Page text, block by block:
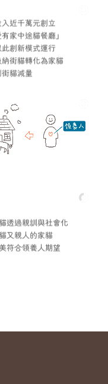
近千萬元創立
有家中途貓餐廳」
此創新模式運行
納街貓轉化為家貓
街貓減量
透過親訓與社會化
又親人的家貓
符合領養人期望